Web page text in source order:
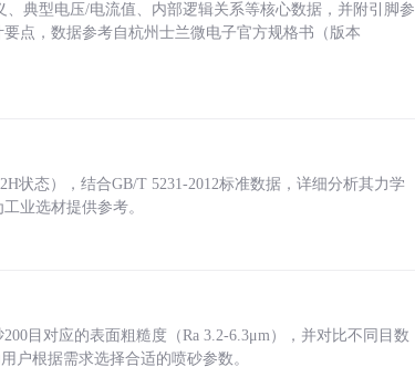
典型电压/电流值、内部逻辑关系等核心数据，并附引脚参
点，数据参考自杭州士兰微电子官方规格书（版本
状态），结合GB/T 5231-2012标准数据，详细分析其力学
业选材提供参考。
目对应的表面粗糙度（Ra 3.2-6.3μm），并对比不同目数
户根据需求选择合适的喷砂参数。